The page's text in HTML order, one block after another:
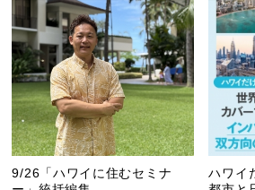
9/26「ハワイに住むセミナ
ハワイ